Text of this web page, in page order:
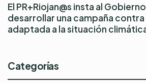
El PR+Riojan@s insta al
desarrollar una campaña
adaptada a la situación
Categorías